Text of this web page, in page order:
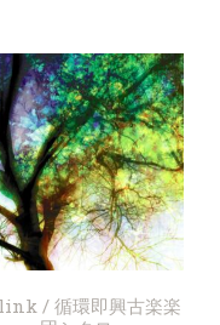
/ 循環即興古楽楽